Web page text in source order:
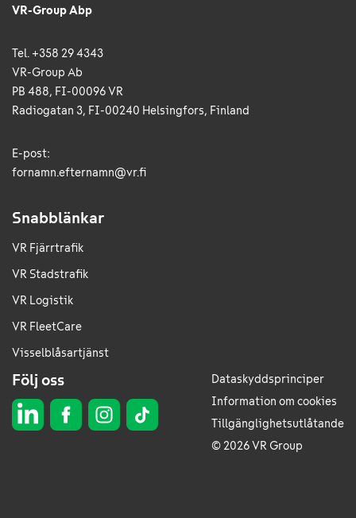
VR-Group Abp
Tel. +358 29 4343
VR-Group Ab
PB 488, FI-00096 VR
Radiogatan 3, FI-00240 Helsingfors, Finland
E-post:
fornamn.efternamn@vr.fi
Snabblänkar
VR Fjärrtrafik
VR Stadstrafik
VR Logistik
VR FleetCare
Visselblåsartjänst
Följ oss
Dataskyddsprinciper
Information om cookies
Tillgänglighetsutlåtande
© 2026 VR Group